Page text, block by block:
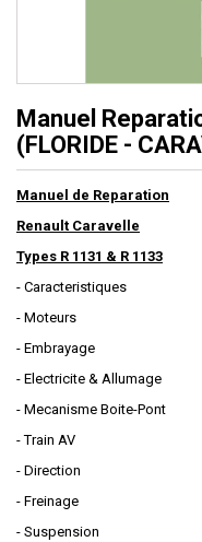
Manuel
(FLORIDE -
Manuel de Reparation
Renault Caravelle
Types R 1131 & R 1133
- Caracteristiques
- Moteurs
- Embrayage
- Electricite & Allumage
- Mecanisme Boite-Pont
- Train AV
- Direction
- Freinage
- Suspension